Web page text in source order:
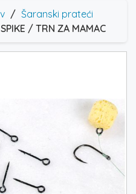
/ Šaranski prateći
/ TRN ZA MAMAC